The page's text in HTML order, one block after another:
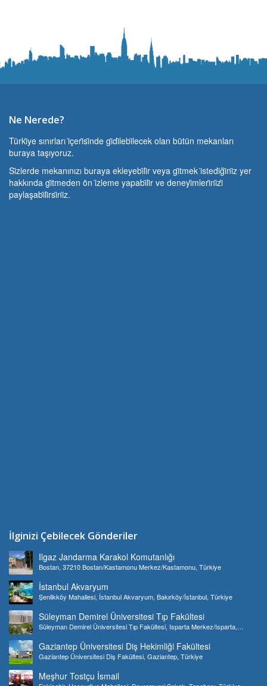
Ne Nerede?
Türki̇ye sınırları i̇çeri̇si̇nde gi̇di̇lebi̇lecek olan bütün mekanları
buraya taşıyoruz.
Si̇zlerde mekanınızı buraya ekleyebi̇li̇r veya gi̇tmek i̇stedi̇ği̇ni̇z yer
hakkında gi̇tmeden ön i̇zleme yapabi̇li̇r ve deneyi̇mleri̇ni̇zi̇
paylaşabi̇li̇rsi̇ni̇z.
İlginizi Çebilecek Gönderiler
Ilgaz Jandarma Karakol Komutanlığı
Bostan, 37210 Bostan/Kastamonu Merkez/Kastamonu, Türkiye
İstanbul Akvaryum
Şenlikköy Mahallesi, İstanbul Akvaryum, Bakırköy/İstanbul, Türkiye
Süleyman Demirel Üniversitesi Tıp Fakültesi
Süleyman Demirel Üniversitesi Tıp Fakültesi, Isparta Merkez/Isparta,
Gaziantep Üniversitesi Diş Hekimliği Fakültesi
Gaziantep Üniversitesi Diş Fakültesi, Gaziantep, Türkiye
Meşhur Tostçu İsmail